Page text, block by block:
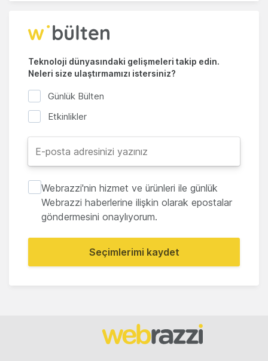
Teknoloji dünyasındaki gelişmeleri takip edin.
Neleri size ulaştırmamızı istersiniz?
Günlük Bülten
Etkinlikler
Webrazzi'nin hizmet ve ürünleri ile günlük
Webrazzi haberlerine ilişkin olarak epostalar
göndermesini onaylıyorum.
Seçimlerimi kaydet